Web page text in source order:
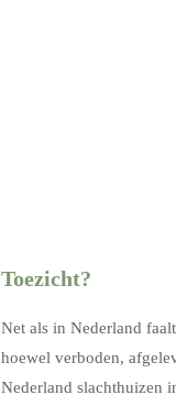
Toezicht?
Net als in Nederland
hoewel verboden,
Nederland slachthuizen